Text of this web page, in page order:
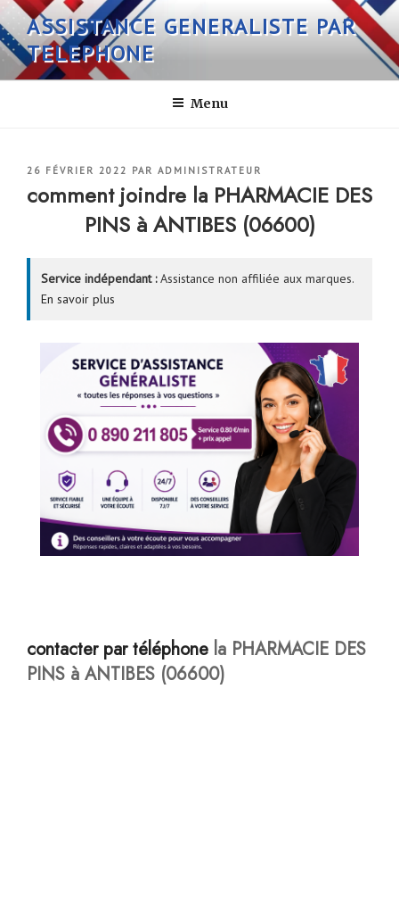
Aller
au
contenu
principal
ASSISTANCE GENERALISTE PAR
TELEPHONE
Menu
PUBLIÉ
26 FÉVRIER 2022 PAR ADMINISTRATEUR
comment joindre la PHARMACIE DES
PINS à ANTIBES (06600)
Service indépendant :Assistance non affiliée aux marques.
En savoir plus
contacter par téléphone la PHARMACIE DES
PINS à ANTIBES (06600)